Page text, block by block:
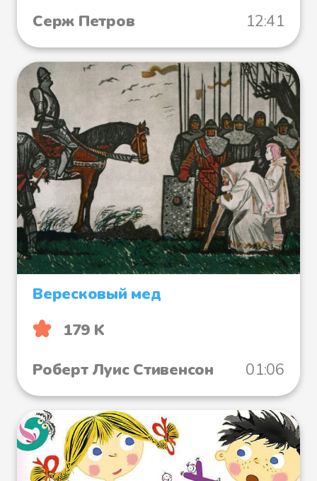
Серж Петров
12:41
Вересковый мед
179 K
Роберт Луис Стивенсон
01:06